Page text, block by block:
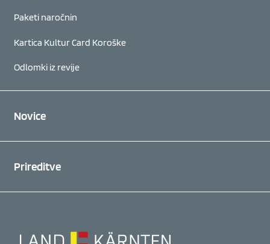
Paketi naročnin
Kartica Kultur Card Koroške
Odlomki iz revije
Novice
Prireditve